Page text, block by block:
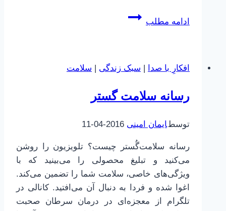
ادامه مطلب
علم
از
من
افکارِ با صدا | سبک زندگی | سلامت
رسانه سلامت گستر
توسطایمان امینی 2016-04-11
رسانه سلامت‌گُستر چیست؟ تلویزیون را روشن
می‌کنید و تبلیغ محصولی را می‌بینید که با
ویژگی‌های خاصی، سلامت شما را تضمین می‌کند.
اغوا شده و فردا به دنبال آن می‌افتید. کانالی در
تلگرام از معجزه‌ای در درمان سرطان صحبت